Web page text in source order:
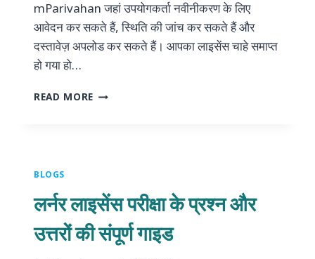
mParivahan जहां उपयोगकर्ता नवीनीकरण के लिए
आवेदन कर सकते हैं, स्थिति की जांच कर सकते हैं और
दस्तावेज़ अपलोड कर सकते हैं। आपका लाइसेंस चाहे समाप्त
हो गया हो…
READ MORE ड्राइविंग
गाइड
BLOGS
लर्नर लाइसेंस परीक्षा के प्रश्न और
उत्तरों की संपूर्ण गाइड